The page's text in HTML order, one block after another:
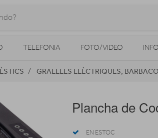
TELEFONIA FOTO/VIDEO
NAVEGADORS GPS CONSOLES
GRAELLES ELÈCTRIQUES,
Plancha de
EN ESTOC